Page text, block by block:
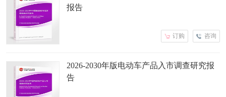
报告
咨询
订购
2026-2030年版电动车产品入市调查研究报
告